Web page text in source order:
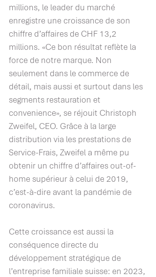
millions, le leader du marché
enregistre une croissance de son
chiffre d’affaires de CHF 13,2
millions. «Ce bon résultat reflète la
force de notre marque. Non
seulement dans le commerce de
détail, mais aussi et surtout dans les
segments restauration et
convenience», se réjouit Christoph
Zweifel, CEO. Grâce à la large
distribution via les prestations de
Service-Frais, Zweifel a même pu
obtenir un chiffre d’affaires out-of-
home supérieur à celui de 2019,
c’est-à-dire avant la pandémie de
coronavirus.
Cette croissance est aussi la
conséquence directe du
développement stratégique de
l’entreprise familiale suisse: en 2023,